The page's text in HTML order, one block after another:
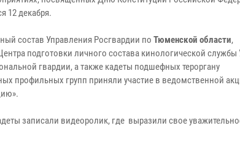
12 декабря.
состав Управления Росгвардии по Тюменской области,
подготовки личного состава кинологической службы
гвардии, а также кадеты подшефных тероргану
профильных групп приняли участие в ведомственной
записали видеоролик, где выразили свое